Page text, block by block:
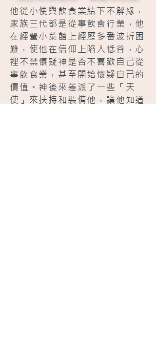
他從小便與飲食業結下不解緣，
家族三代都是從事飲食行業，他
在經營小菜館上經歷多番波折困
難，使他在信仰上陷入低谷，心
裡不禁懷疑神是否不喜歡自己從
事飲食業，甚至開始懷疑自己的
價值。神後來差派了一些「天
使」來扶持和裝備他，讓他知道